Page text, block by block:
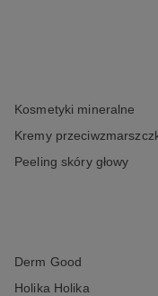
Kosmetyki mineralne
Peeling skóry głowy
Derm Good
Holika Holika